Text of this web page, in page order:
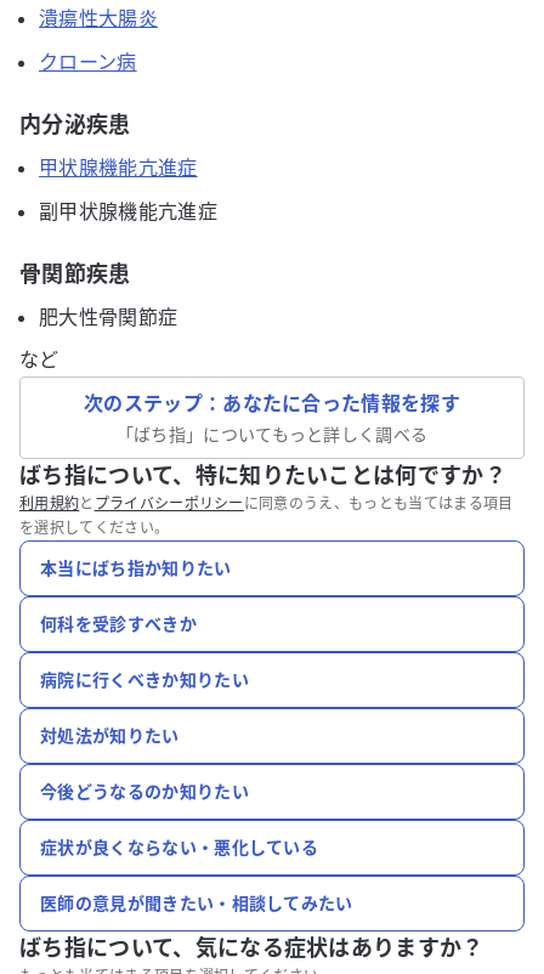
潰瘍性大腸炎
クローン病
内分泌疾患
甲状腺機能亢進症
副甲状腺機能亢進症
骨関節疾患
肥大性骨関節症
など
次のステップ：あなたに合った情報を探す
「ばち指」についてもっと詳しく調べる
ばち指について、特に知りたいことは何ですか？
利用規約と プライバシーポリシー に同意のうえ、もっとも当てはまる項目
を選択してください。
本当にばち指か知りたい
何科を受診すべきか
病院に行くべきか知りたい
対処法が知りたい
今後どうなるのか知りたい
症状が良くならない・悪化している
医師の意見が聞きたい・相談してみたい
ばち指について、 気になる症状はありますか？